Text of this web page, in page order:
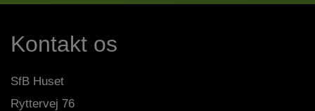
Kontakt os
SfB Huset
Ryttervej 76